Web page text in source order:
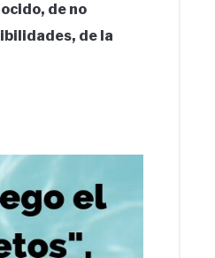
de no
de la